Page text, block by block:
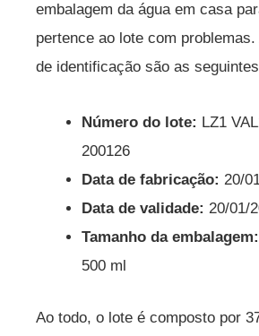
embalagem da água em casa
pertence ao lote com
de identificação são as
Número do lote: LZ1
200126
Data de fabricação: 20/
Data de validade: 20/01/
Tamanho da embalagem:
500 ml
Ao todo, o lote é composto por